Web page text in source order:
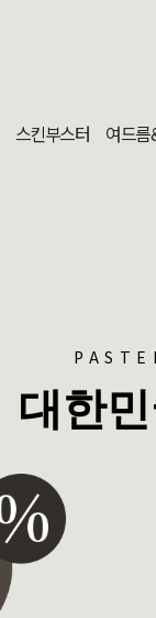
스킨부스터 여드
대한